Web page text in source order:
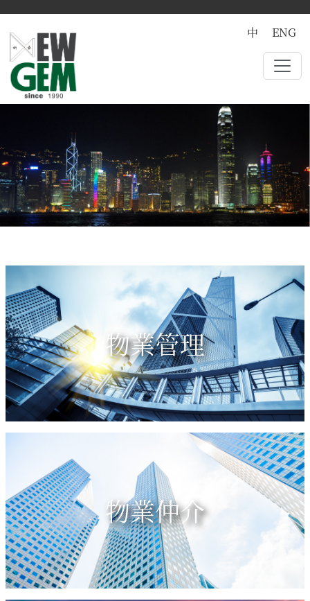
中 ENG
物業管理
物業仲介